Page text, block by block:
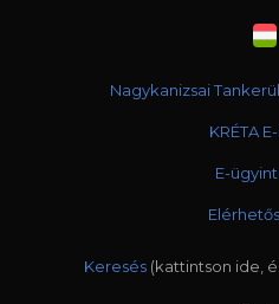
Nagykanizsai
KRÉTA
E-
Keresés